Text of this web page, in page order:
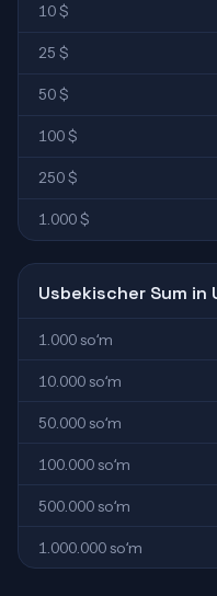
10 $
25 $
50 $
100 $
250 $
1.000 $
Usbekischer Sum in
1.000 soʻm
10.000 soʻm
50.000 soʻm
100.000 soʻm
500.000 soʻm
1.000.000 soʻm